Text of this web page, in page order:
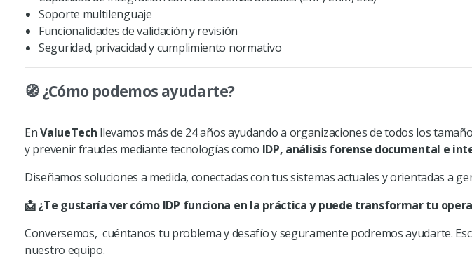
Soporte multilenguaje
Funcionalidades de validación y revisión
Seguridad, privacidad y cumplimiento normativo
🧭 ¿Cómo podemos ayudarte?
EnValueTech llevamos más de 24 años ayudando a organizaciones de todos los
y prevenir fraudes mediante tecnologías como IDP, análisis forense documental e
Diseñamos soluciones a medida, conectadas con tus sistemas actuales y orientadas a
📩 ¿Te gustaría ver cómo IDP funciona en la práctica y puede transformar tu
Conversemos, cuéntanos tu problema y desafío y seguramente podremos ayudarte.
nuestro equipo.